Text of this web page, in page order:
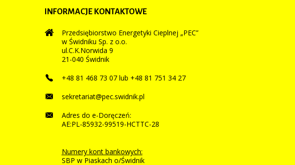
INFORMACJEKONTAKTOWE
Przedsiębiorstwo Energetyki Cieplnej „PEC”
w Świdniku Sp. z o.o.
ul.C.K.Norwida 9
21-040 Świdnik
+48 81 468 73 07 lub +48 81 751 34 27
sekretariat@pec.swidnik.pl
Adres do e-Doręczeń:
AE:PL-85932-99519-HCTTC-28
Numery kont bankowych:
SBP w Piaskach o/Świdnik